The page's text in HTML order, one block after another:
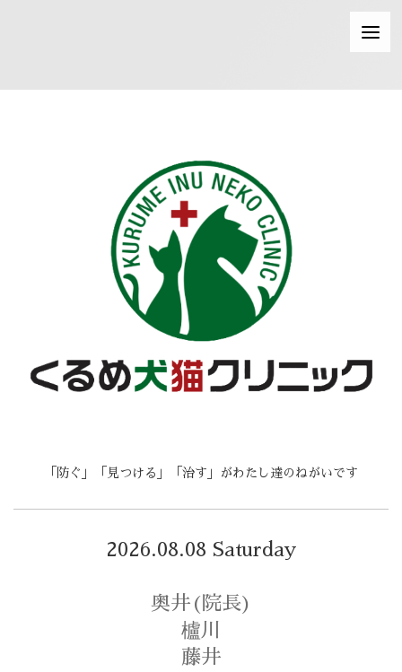
「防ぐ」「見つける」「治す」がわたし達のねがいです
2026.08.08 Saturday
奥井(院長)
櫨川
藤井